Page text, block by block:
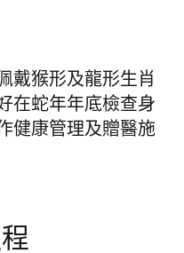
戴猴形及龍形生肖
在蛇年年底檢查身
健康管理及贈醫施